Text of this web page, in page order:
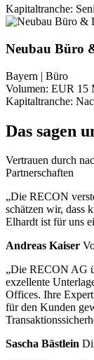
Kapitaltranche:
Neubau Büro
Bayern | Büro
Volumen: EUR 15
Kapitaltranche:
Das sagen
Vertrauen durch
Partnerschaften
„Die RECON
schätzen wir, dass
Elhardt ist für uns
Andreas Kaiser
„Die RECON AG
exzellente
Offices. Ihre
für den Kunden
Sascha Bästlein